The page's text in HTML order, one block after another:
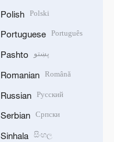
Polish Polski
Portuguese Português
Pashto پښتو
Romanian Română
Russian Русский
Serbian Српски
Sinhala සිංහල